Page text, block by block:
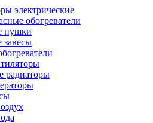
электрические
обогреватели
пушки
завесы
радиаторы